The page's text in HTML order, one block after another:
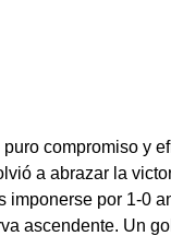
compromiso y
a abrazar la
imponerse por 1-0
ascendente. Un